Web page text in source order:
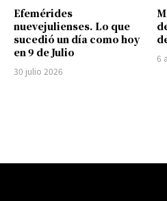
Efemérides
nuevejulienses. Lo que
sucedió un día como hoy
en 9 de Julio
30 julio 2026
6